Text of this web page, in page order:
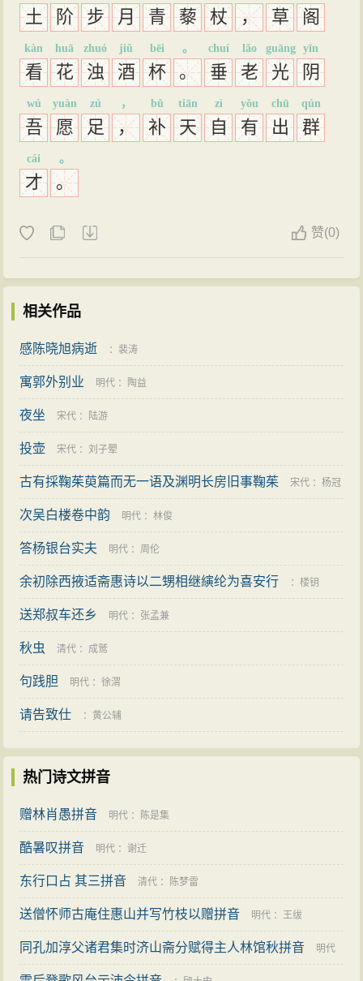
土 阶 步 月 青 藜 杖 ， 草 阁
看
kàn
花
huā
浊
zhuó
酒
jiǔ
杯
bēi
。
。
垂
chuí
老
lǎo
光
guāng
阴
yīn
吾
wú
愿
yuàn
足
zú
，
，
补
bǔ
天
tiān
自
zì
有
yǒu
出
chū
群
qún
才
cái
。
。
赞(0)
相关作品
感陈晓旭病逝 ：裴涛
寓郭外别业 明代 ： 陶益
夜坐 宋代 ： 陆游
投壶 宋代 ：刘子翚
古有採鞠茱萸篇而无一语及渊明长房旧事鞠茱 宋代 ：杨冠
卿
次吴白楼卷中韵 明代 ：林俊
答杨银台实夫 明代 ： 周伦
余初除西掖适斋惠诗以二甥相继縯纶为喜安行 ：楼钥
送郑叔车还乡 明代 ： 张孟兼
秋虫 清代 ： 成鹫
句践胆 明代 ：徐渭
请告致仕 ：黄公辅
热门诗文拼音
赠林肖愚拼音 明代 ： 陈是集
酷暑叹拼音 明代 ：谢迁
东行口占 其三拼音 清代 ： 陈梦雷
送僧怀师古庵住惠山并写竹枝以赠拼音 明代 ：王绂
同孔加淳父诸君集时济山斋分赋得主人林馆秋拼音 明代